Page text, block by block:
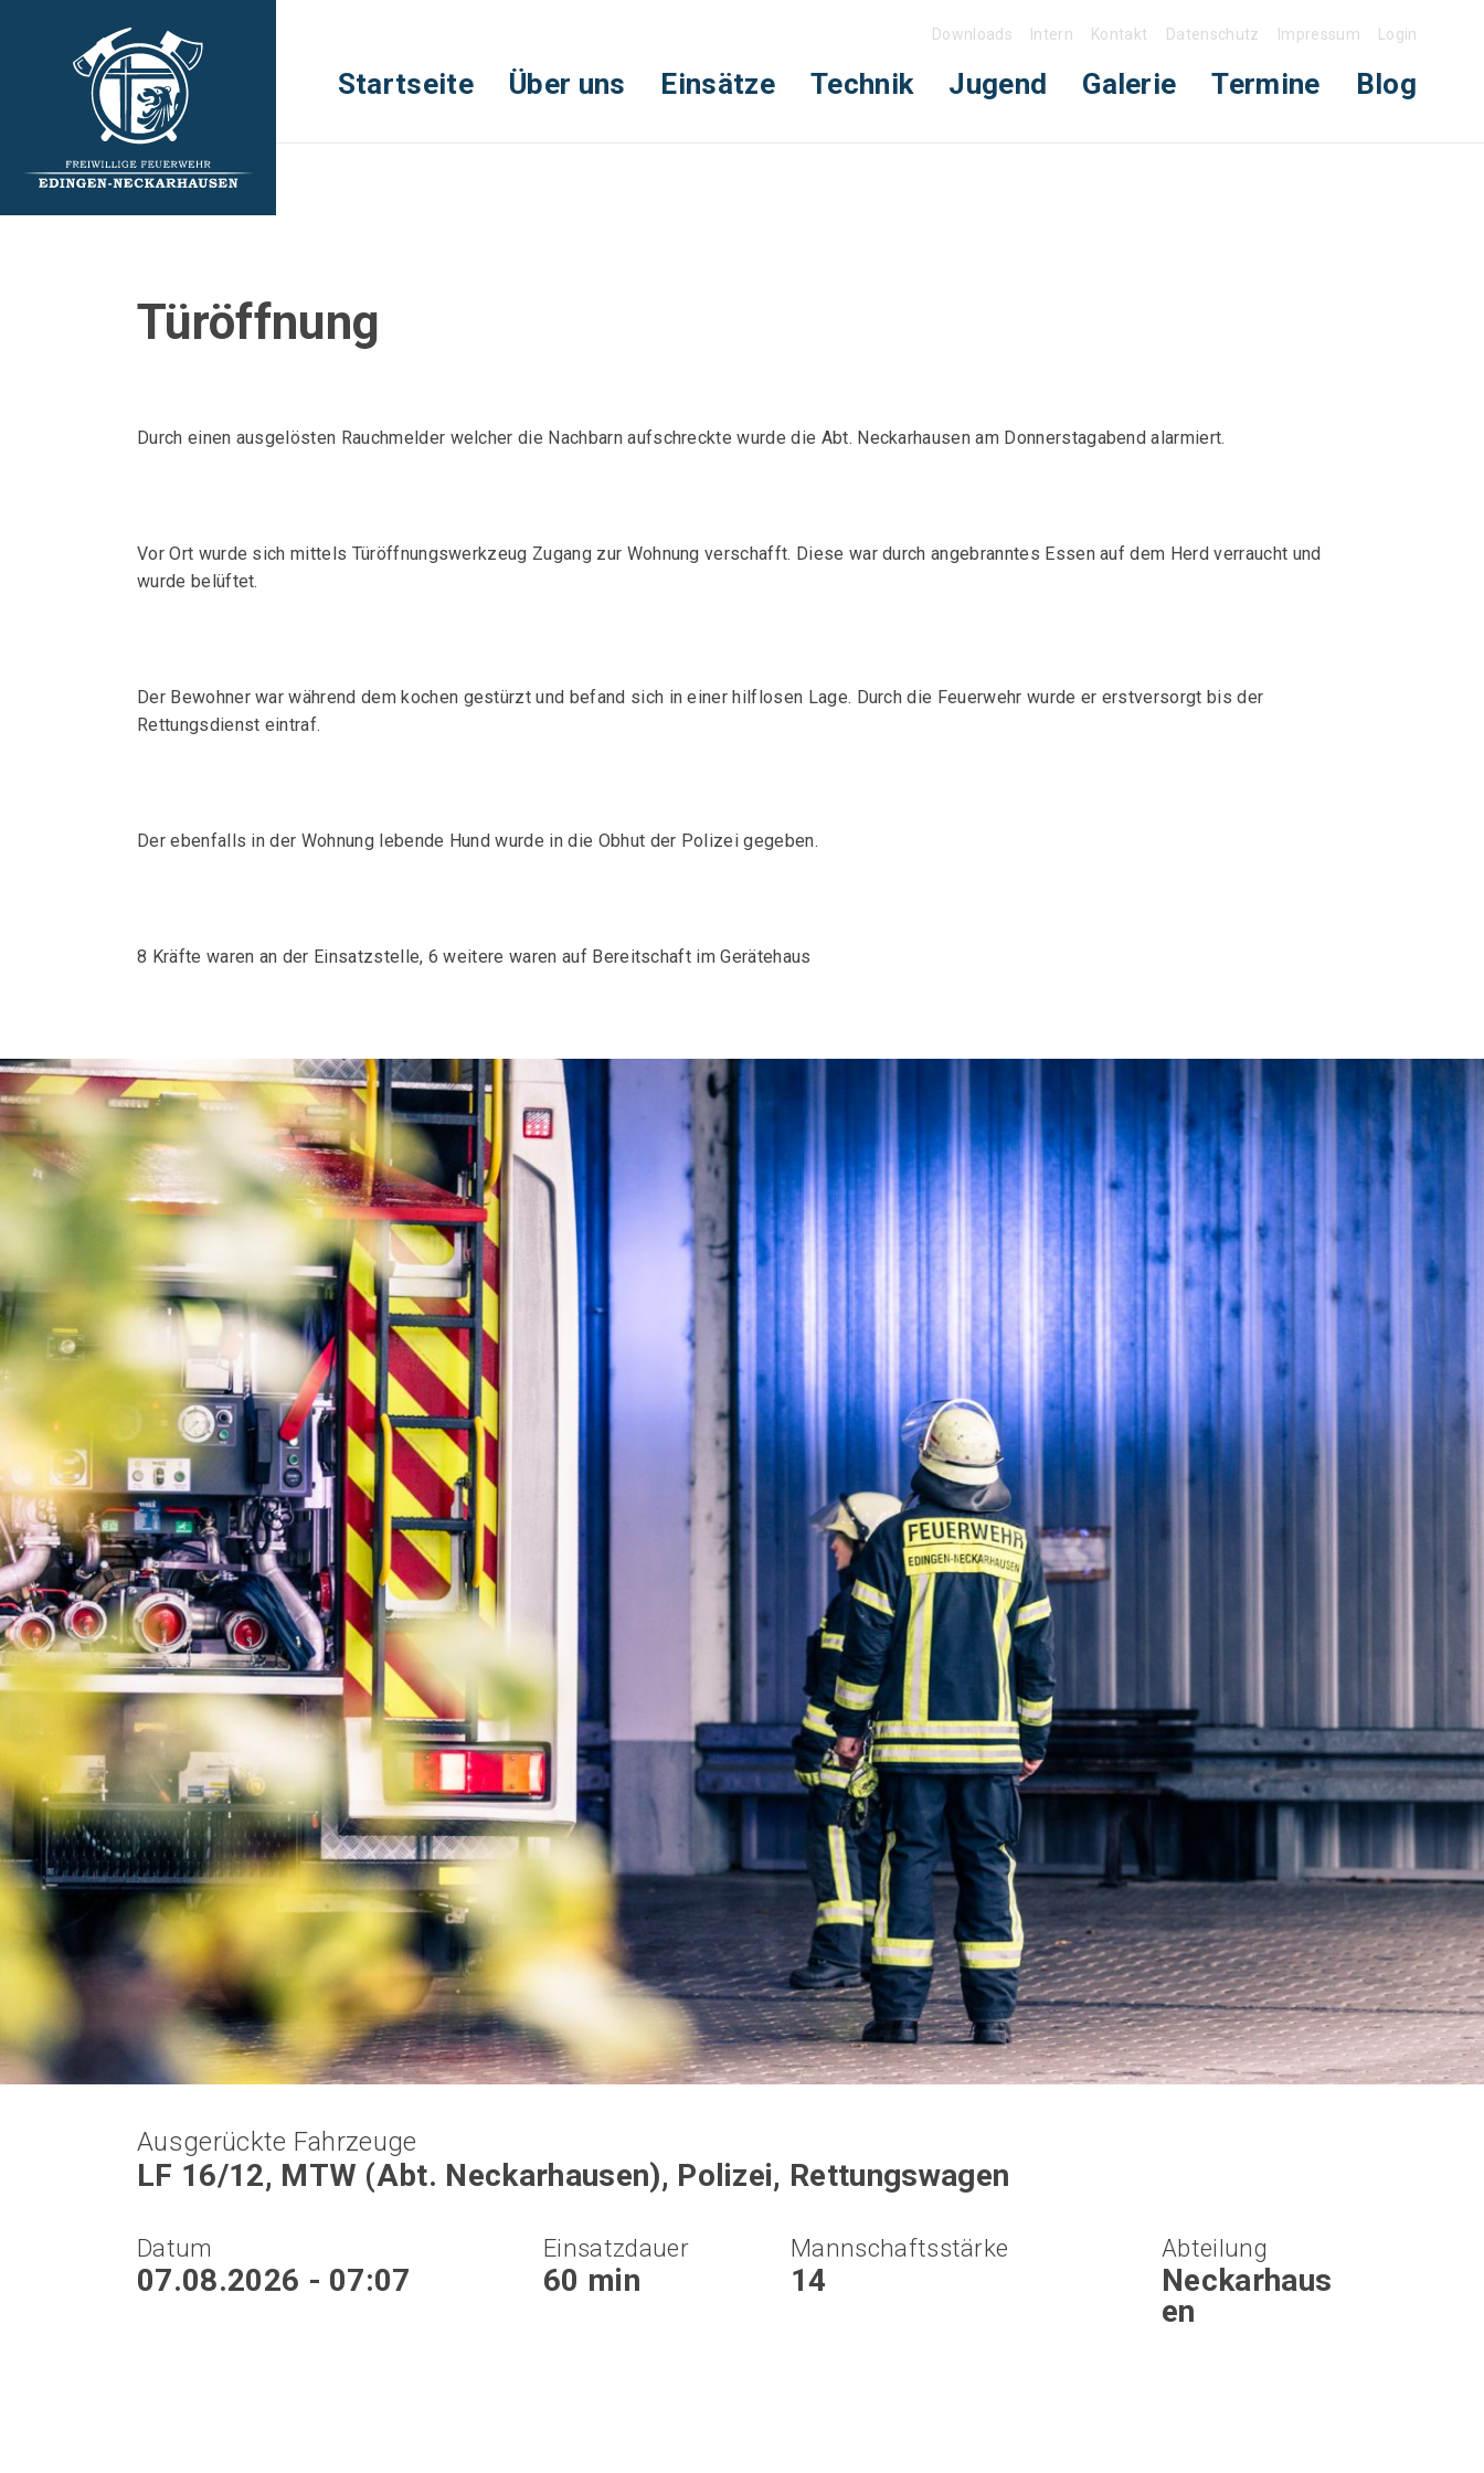
Downloads Intern Kontakt Datenschutz Impressum Login
Startseite Über uns Einsätze Technik Jugend Galerie Termine Blog
Türöffnung
Durch einen ausgelösten Rauchmelder welcher die Nachbarn aufschreckte wurde die Abt. Neckarhausen am Donnerstagabend alarmiert.
Vor Ort wurde sich mittels Türöffnungswerkzeug Zugang zur Wohnung verschafft. Diese war durch angebranntes Essen auf dem Herd verraucht und
wurde belüftet.
Der Bewohner war während dem kochen gestürzt und befand sich in einer hilflosen Lage. Durch die Feuerwehr wurde er erstversorgt bis der
Rettungsdienst eintraf.
Der ebenfalls in der Wohnung lebende Hund wurde in die Obhut der Polizei gegeben.
8 Kräfte waren an der Einsatzstelle, 6 weitere waren auf Bereitschaft im Gerätehaus
Ausgerückte Fahrzeuge
LF 16/12, MTW (Abt. Neckarhausen), Polizei, Rettungswagen
Datum
07.08.2026 - 07:07
Einsatzdauer
60 min
Mannschaftsstärke
14
Abteilung
Neckarhaus
en